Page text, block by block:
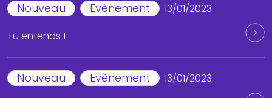
Nouveau Evènement
13/01/2023
Tu entends !
Nouveau Evènement
13/01/2023